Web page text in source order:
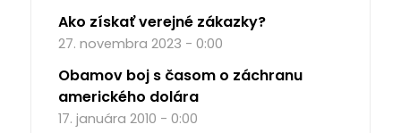
Ako získať verejné zákazky?
27. novembra 2023 - 0:00
Obamov boj s časom o záchranu
amerického dolára
17. januára 2010 - 0:00